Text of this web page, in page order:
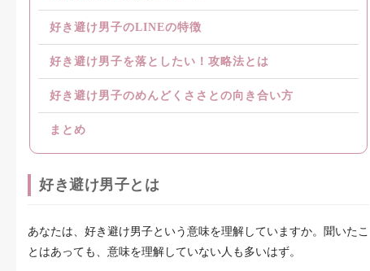
好き避け男子のLINEの特徴
好き避け男子を落としたい！攻略法とは
好き避け男子のめんどくささとの向き合い方
まとめ
好き避け男子とは
あなたは、好き避け男子という意味を理解していますか。聞いたこ
とはあっても、意味を理解していない人も多いはず。